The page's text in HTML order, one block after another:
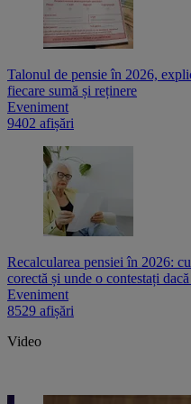
Talonul de pensie în 2026,
fiecare sumă și reținere
Eveniment
9402 afișări
Recalcularea pensiei în 2026:
corectă și unde o contestați
Eveniment
8529 afișări
Video